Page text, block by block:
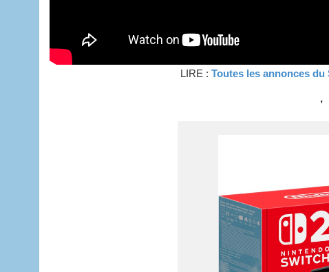
LIRE : Toutes les annonces du
,